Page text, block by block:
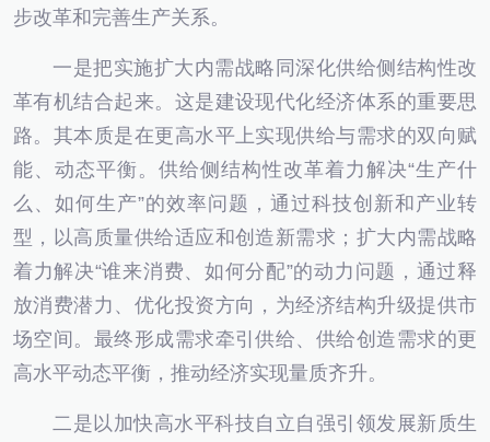
步改革和完善生产关系。
一是把实施扩大内需战略同深化供给侧结构性改
革有机结合起来。这是建设现代化经济体系的重要思
路。其本质是在更高水平上实现供给与需求的双向赋
能、动态平衡。供给侧结构性改革着力解决“生产什
么、如何生产”的效率问题，通过科技创新和产业转
型，以高质量供给适应和创造新需求；扩大内需战略
着力解决“谁来消费、如何分配”的动力问题，通过释
放消费潜力、优化投资方向，为经济结构升级提供市
场空间。最终形成需求牵引供给、供给创造需求的更
高水平动态平衡，推动经济实现量质齐升。
二是以加快高水平科技自立自强引领发展新质生